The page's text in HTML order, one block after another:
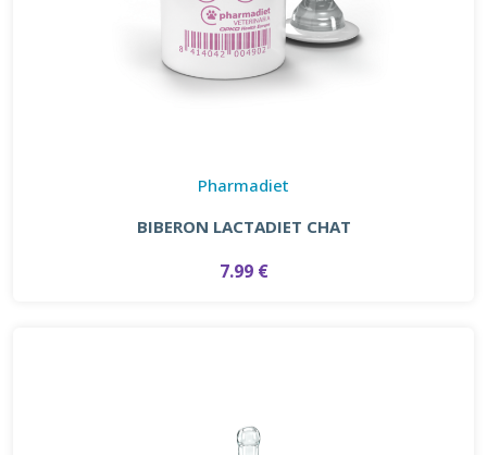
Pharmadiet
BIBERON LACTADIET CHAT
7.99 €